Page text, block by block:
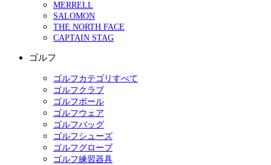
MERRELL
SALOMON
THE NORTH FACE
CAPTAIN STAG
ゴルフ
ゴルフカテゴリすべて
ゴルフクラブ
ゴルフボール
ゴルフウェア
ゴルフバッグ
ゴルフシューズ
ゴルフグローブ
ゴルフ練習器具